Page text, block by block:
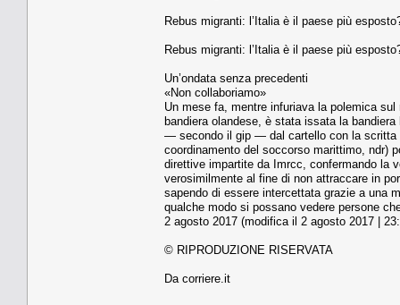
Rebus migranti: l’Italia è il paese più
Rebus migranti: l’Italia è il paese più
Un’ondata senza precedenti
«Non collaboriamo»
Un mese fa, mentre infuriava la polemica
bandiera olandese, è stata issata la
— secondo il gip — dal cartello con la scritta
coordinamento del soccorso marittimo, ndr)
direttive impartite da Imrcc, confermando la
verosimilmente al fine di non attraccare in
sapendo di essere intercettata grazie a una
qualche modo si possano vedere persone
2 agosto 2017 (modifica il 2 agosto 2017 |
© RIPRODUZIONE RISERVATA
Da corriere.it